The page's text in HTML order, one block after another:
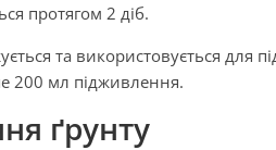
протягом 2 діб.
та використовується для
200 мл підживлення.
ґрунту